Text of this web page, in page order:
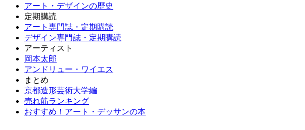
アート・デザインの歴史
定期購読
アート専門誌・定期購読
デザイン専門誌・定期購読
アーティスト
岡本太郎
アンドリュー・ワイエス
まとめ
京都造形芸術大学編
売れ筋ランキング
おすすめ！アート・デッサンの本